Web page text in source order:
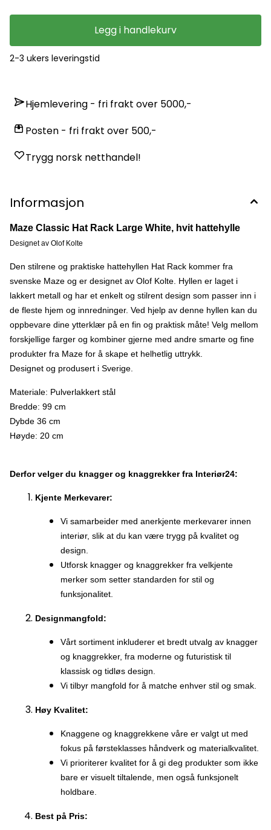
Legg i handlekurv
2-3 ukers leveringstid
Hjemlevering - fri frakt over 5000,-
Posten - fri frakt over 500,-
Trygg norsk netthandel!
Informasjon
Maze Classic Hat Rack Large White, hvit hattehylle
Designet av Olof Kolte
Den stilrene og praktiske hattehyllen Hat Rack kommer fra
svenske Maze og er designet av Olof Kolte. Hyllen er laget i
lakkert metall og har et enkelt og stilrent design som passer inn i
de fleste hjem og innredninger. Ved hjelp av denne hyllen kan du
oppbevare dine ytterklær på en fin og praktisk måte! Velg mellom
forskjellige farger og kombiner gjerne med andre smarte og fine
produkter fra Maze for å skape et helhetlig uttrykk.
Designet og produsert i Sverige.
Materiale: Pulverlakkert stål
Bredde: 99 cm
Dybde 36 cm
Høyde: 20 cm
Derfor velger du knagger og knaggrekker fra Interiør24:
Kjente Merkevarer:
Vi samarbeider med anerkjente merkevarer innen
interiør, slik at du kan være trygg på kvalitet og
design.
Utforsk knagger og knaggrekker fra velkjente
merker som setter standarden for stil og
funksjonalitet.
Designmangfold:
Vårt sortiment inkluderer et bredt utvalg av knagger
og knaggrekker, fra moderne og futuristisk til
klassisk og tidløs design.
Vi tilbyr mangfold for å matche enhver stil og smak.
Høy Kvalitet:
Knaggene og knaggrekkene våre er valgt ut med
fokus på førsteklasses håndverk og materialkvalitet.
Vi prioriterer kvalitet for å gi deg produkter som ikke
bare er visuelt tiltalende, men også funksjonelt
holdbare.
Best på Pris: